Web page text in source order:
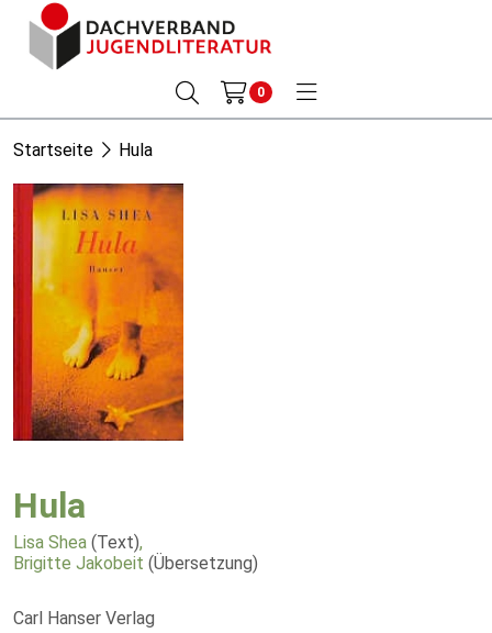
0
Startseite Hula
Hula
Lisa Shea (Text),
Brigitte Jakobeit (Übersetzung)
Carl Hanser Verlag